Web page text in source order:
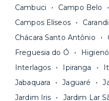
água, gás, energia e,
Os moradores ainda
pagar todas as contas
aluguel, em um boleto
praticidade? Escolha
inclusos e solicite
nossa equipe via app.
menores para
pode comparar os
ideal para o seu
A melhor parte é que
documentação pelo
Cambuci
Campo Belo
Campos Elíseos
Chácara Santo Antônio
Freguesia do Ó
Interlagos
Ipiranga
Jabaquara
Jaguaré
Jardim Iris
Jardim Lar